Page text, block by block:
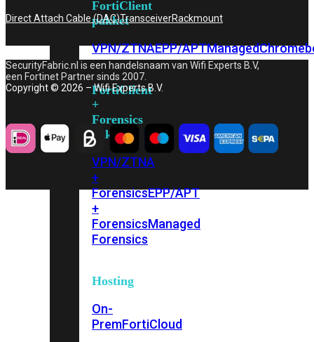
FortiClient
pakket
VPN/ZTNAEPP/APTManaged
FortiClient
+
Forensics
pakket
VPN/ZTNA
+
ForensicsEPP/APT
+
ForensicsManaged
Forensics
Hosting
On-
PremFortiCloud
Direct Attach Cable (DAC)TransceiverRackmount
SecurityFabric.nl is een handelsnaam van Wifi Experts B.V,
een Fortinet Partner sinds 2007.
Copyright © 2026 – Wifi Experts B.V.